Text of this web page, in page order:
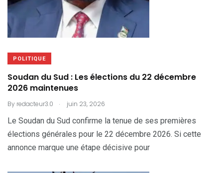
POLITIQUE
Soudan du Sud : Les élections du 22 décembre
2026 maintenues
By redacteur3.0 . juin 23, 2026
Le Soudan du Sud confirme la tenue de ses premières
élections générales pour le 22 décembre 2026. Si cette
annonce marque une étape décisive pour